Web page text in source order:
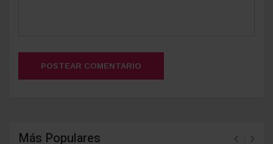
POSTEAR COMENTARIO
Más Populares